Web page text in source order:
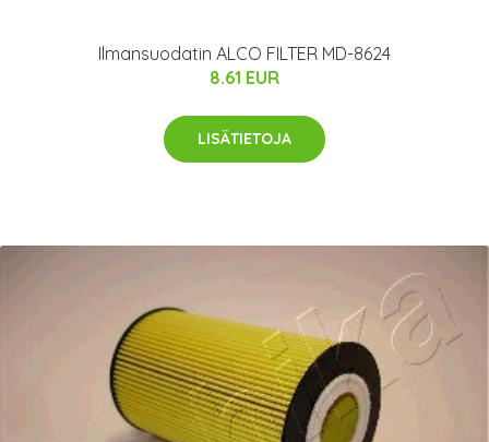
Ilmansuodatin ALCO FILTER MD-8624
8.61 EUR
LISÄTIETOJA